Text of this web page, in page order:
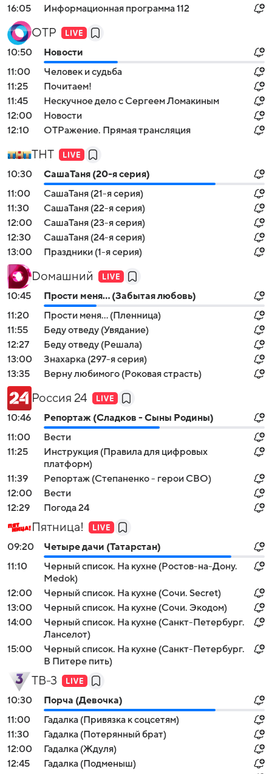
16:05
Информационная программа 112
ОТР
10:50
Новости
11:00
Человек и судьба
11:25
Почитаем!
11:45
Нескучное дело с Сергеем Ломакиным
12:00
Новости
12:10
ОТРажение. Прямая трансляция
ТНТ
10:30
CaшаТаня (20-я серия)
11:00
CaшаТаня (21-я серия)
11:30
CaшаТаня (22-я серия)
12:00
CaшаТаня (23-я серия)
12:30
CaшаТаня (24-я серия)
13:00
Праздники (1-я серия)
Dомашний
10:45
Прости меня... (Забытая любовь)
11:20
Прости меня... (Пленница)
11:55
Беду отведу (Увядание)
12:27
Беду отведу (Решала)
13:00
Знaхaрка (297-я серия)
13:35
Верну любимого (Роковая страсть)
Россия 24
10:46
Репортаж (Сладков - Сыны Родины)
11:00
Вести
11:25
Инструкция (Правила для цифровых
платформ)
11:39
Репортаж (Степаненко - герои СВО)
12:00
Вести
12:29
Погода 24
Пятница!
09:20
Четыре дачи (Татарстан)
11:10
Черный список. На кухне (Ростов-на-Дону.
Medok)
12:00
Черный список. На кухне (Сочи. Secret)
13:00
Черный список. На кухне (Сочи. Экодом)
14:00
Черный список. На кухне (Санкт-Петербург.
Ланселот)
15:00
Черный список. На кухне (Санкт-Петербург.
В Питере пить)
ТВ-3
10:30
Порча (Девочка)
11:00
Гадалка (Привязка к соцсетям)
11:30
Гадалка (Потерянный брат)
12:00
Гадалка (Ждуля)
12:45
Гадалка (Подменыш)